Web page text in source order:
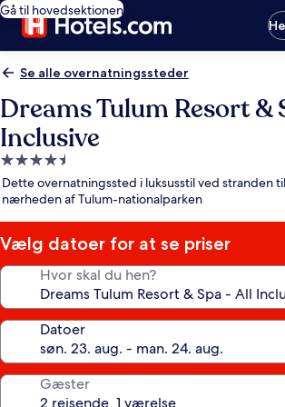
Gå til hovedsektionen
Se alle overnatningssteder
Dreams Tulum Resort &
Inclusive
4.5-
stjernet
overnatningssted
Dette overnatningssted i luksusstil ved stranden
nærheden af Tulum-nationalparken
Vælg datoer for at se priser
Hvor skal du hen?
Datoer
Gæster